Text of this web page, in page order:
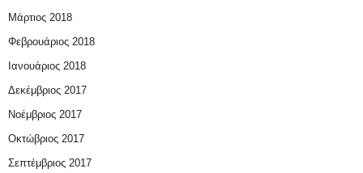
Μάρτιος 2018
Φεβρουάριος 2018
Ιανουάριος 2018
Δεκέμβριος 2017
Νοέμβριος 2017
Οκτώβριος 2017
Σεπτέμβριος 2017